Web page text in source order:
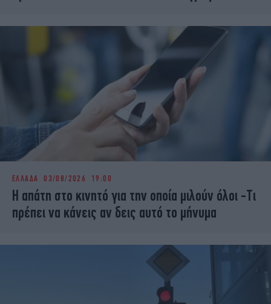
ΕΛΛΑΔΑ 03/08/2026 19:00
Η απάτη στο κινητό για την οποία μιλούν όλοι -Tι
πρέπει να κάνεις αν δεις αυτό το μήνυμα